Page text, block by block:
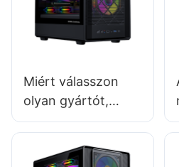
Miért válasszon
olyan gyártót,
amely széles
rendelkezik?